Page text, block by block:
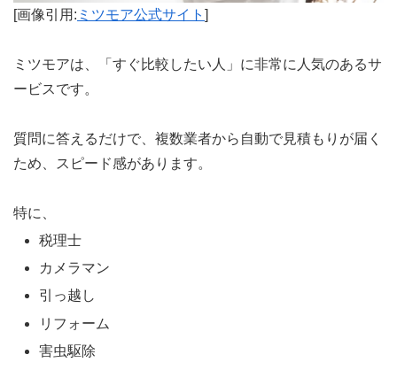
[画像引用: ミツモア公式サイト ]
ミツモアは、「すぐ比較したい人」に非常に人気のあるサ
ービスです。
質問に答えるだけで、複数業者から自動で見積もりが届く
ため、スピード感があります。
特に、
税理士
カメラマン
引っ越し
リフォーム
害虫駆除